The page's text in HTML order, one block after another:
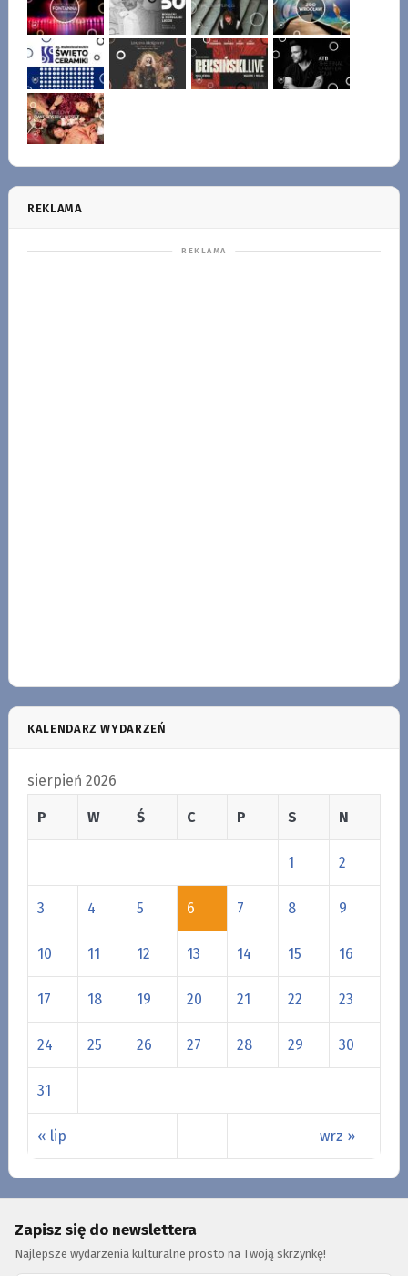
REKLAMA
KALENDARZ WYDARZEŃ
sierpień 2026
P W Ś C P S N
« lip wrz »
1 2
3 4 5 6 7 8 9
10 11 12 13 14 15 16
17 18 19 20 21 22 23
24 25 26 27 28 29 30
31
Zapisz się do newslettera
Najlepsze wydarzenia kulturalne prosto na Twoją skrzynkę!